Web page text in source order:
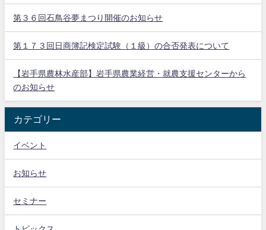
第３６回石鳥谷夢まつり開催のお知らせ
第１７３回日商簿記検定試験（１級）の合否発表について
【岩手県農林水産部】岩手県農業経営・就農支援センターから
のお知らせ
カテゴリー
イベント
お知らせ
セミナー